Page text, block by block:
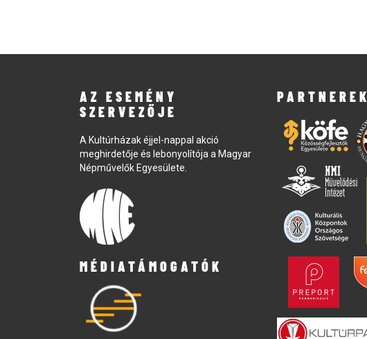
AZ ESEMÉNY
SZERVEZŐJE
A Kultúrházak éjjel-nappal akció
meghirdetője és lebonyolítója a Magyar
Népművelők Egyesülete.
MÉDIATÁMOGATÓK
PARTNEREK